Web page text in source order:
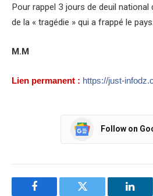
Pour rappel 3 jours de deuil
de la « tragédie » qui a frappé le pays.
M.M
Lien permanent : https://just-
Follow on